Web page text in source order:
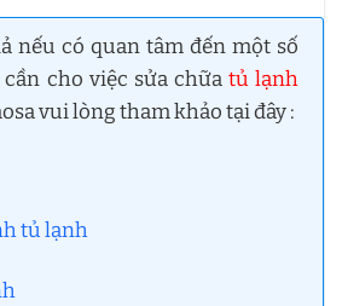
nếu có quan tâm đến một số
cho việc sửa chữa tủ lạnh
vui lòng tham khảo tại đây :
tủ lạnh